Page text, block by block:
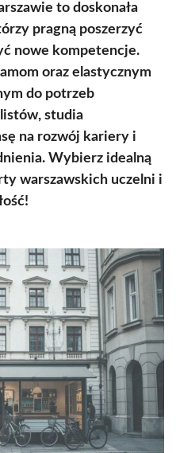
to doskonała
pragną poszerzyć
nowe kompetencje.
oraz elastycznym
do potrzeb
studia
na rozwój kariery i
Wybierz idealną
warszawskich uczelni i